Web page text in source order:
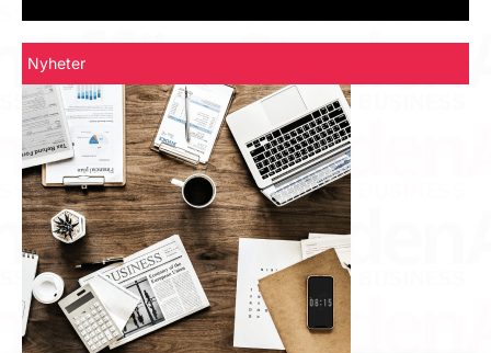
Nyheter